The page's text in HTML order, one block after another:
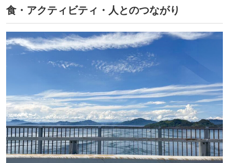
食・アクティビティ・人とのつながり